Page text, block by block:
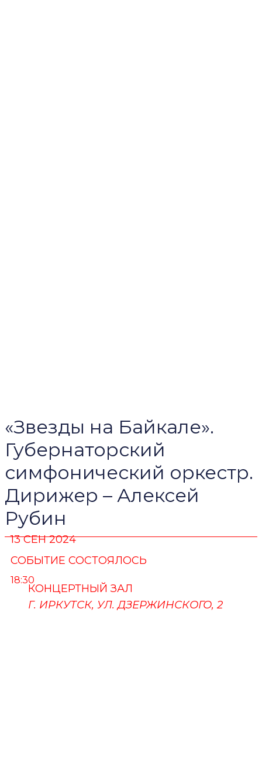
«Звезды на Байкале».
Губернаторский
симфонический оркестр.
Дирижер – Алексей
Рубин
13 СЕН 2024
СОБЫТИЕ СОСТОЯЛОСЬ
18:30
КОНЦЕРТНЫЙ ЗАЛ
Г. ИРКУТСК, УЛ. ДЗЕРЖИНСКОГО, 2